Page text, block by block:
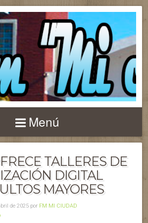
Menú
TALLERES DE
DIGITAL
MAYORES
de 2025 por FM MI CIUDAD